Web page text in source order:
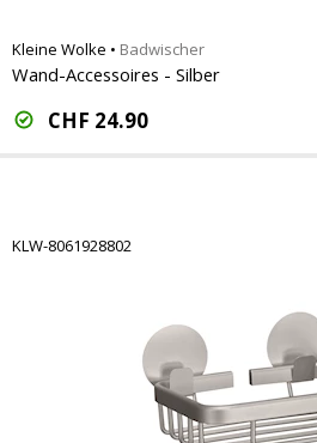
Kleine Wolke • Badwischer
Wand-Accessoires - Silber
CHF 24.90
KLW-8061928802